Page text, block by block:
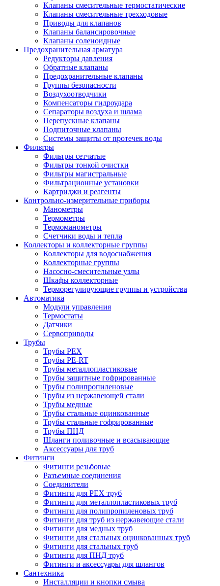
Клапаны смесительные термостатические
Клапаны смесительные трехходовые
Приводы для клапанов
Клапаны балансировочные
Клапаны соленоидные
Предохранительная арматура
Редукторы давления
Обратные клапаны
Предохранительные клапаны
Группы безопасности
Воздухоотводчики
Компенсаторы гидроудара
Сепараторы воздуха и шлама
Перепускные клапаны
Подпиточные клапаны
Системы защиты от протечек воды
Фильтры
Фильтры сетчатые
Фильтры тонкой очистки
Фильтры магистральные
Фильтрационные установки
Картриджи и реагенты
Контрольно-измерительные приборы
Манометры
Термометры
Термоманометры
Счетчики воды и тепла
Коллекторы и коллекторные группы
Коллекторы для водоснабжения
Коллекторные группы
Насосно-смесительные узлы
Шкафы коллекторные
Терморегулирующие группы и устройства
Автоматика
Модули управления
Термостаты
Датчики
Сервоприводы
Трубы
Трубы PEX
Трубы PE-RT
Трубы металлопластиковые
Трубы защитные гофрированные
Трубы полипропиленовые
Трубы из нержавеющей стали
Трубы медные
Трубы стальные оцинкованные
Трубы стальные гофрированные
Трубы ПНД
Шланги поливочные и всасывающие
Аксессуары для труб
Фитинги
Фитинги резьбовые
Разъемные соединения
Соединители
Фитинги для PEX труб
Фитинги для металлопластиковых труб
Фитинги для полипропиленовых труб
Фитинги для труб из нержавеющие стали
Фитинги для медных труб
Фитинги для стальных оцинкованных труб
Фитинги для стальных труб
Фитинги для ПНД труб
Фитинги и аксессуары для шлангов
Сантехника
Инсталляции и кнопки смыва